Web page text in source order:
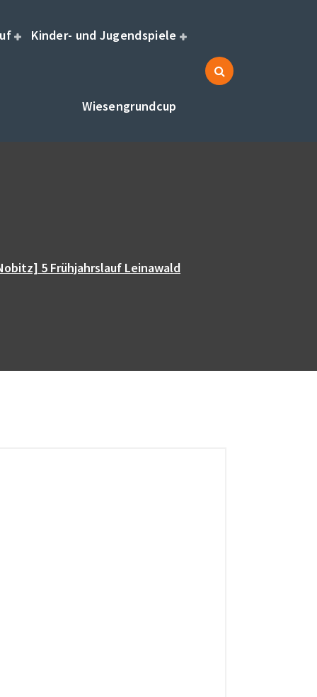
Kinder- und Jugendspiele
Wiesengrundcup
5 Frühjahrslauf Leinawald